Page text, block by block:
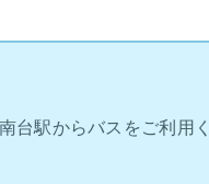
台駅からバスをご利用